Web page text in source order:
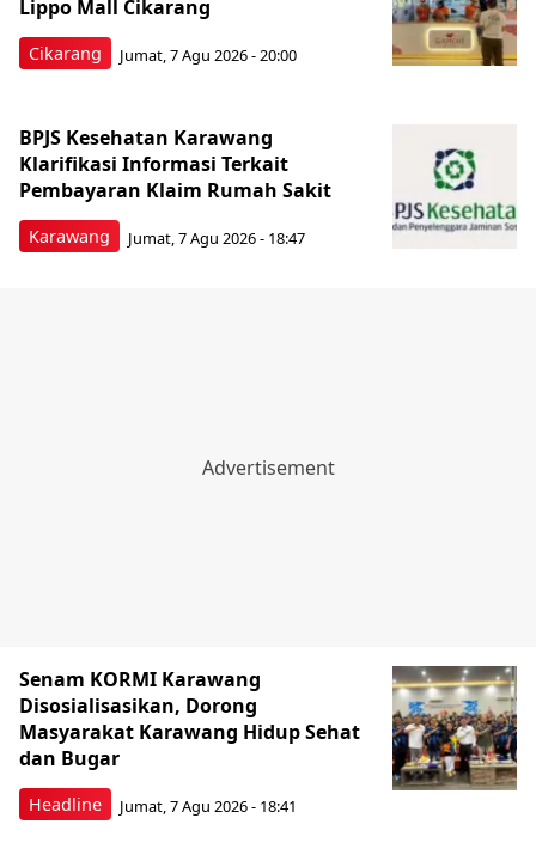
Cikarang
Lippo Mall Cikarang
Jumat, 7 Agu 2026 - 20:00
Karawang
BPJS Kesehatan Karawang
Klarifikasi Informasi Terkait
Pembayaran Klaim Rumah Sakit
Jumat, 7 Agu 2026 - 18:47
Headline
Senam KORMI Karawang
Disosialisasikan, Dorong
Masyarakat Karawang Hidup Sehat
dan Bugar
Jumat, 7 Agu 2026 - 18:41